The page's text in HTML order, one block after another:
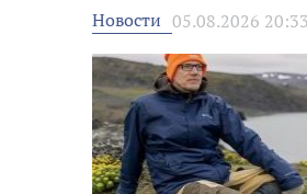
Новости 05.08.2026 20:33